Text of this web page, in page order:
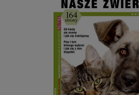
edukacja
hobby, sport, rozrywka
komputery, internet,
kobiece, lifestyle, kultura
polityka, społeczno-
psychologiczne